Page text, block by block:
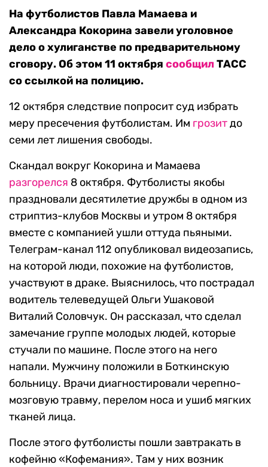
На футболистов Павла Мамаева и
Александра Кокорина завели уголовное
дело о хулиганстве по предварительному
сговору. Об этом 11 октября сообщилТАСС
со ссылкой на полицию.
12 октября следствие попросит суд избрать
меру пресечения футболистам. Им грозитдо
семи лет лишения свободы.
Скандал вокруг Кокорина и Мамаева
разгорелся 8 октября. Футболисты якобы
праздновали десятилетие дружбы в одном из
стриптиз-клубов Москвы и утром 8 октября
вместе с компанией ушли оттуда пьяными.
Телеграм-канал 112 опубликовал видеозапись,
на которой люди, похожие на футболистов,
участвуют в драке. Выяснилось, что пострадал
водитель телеведущей Ольги Ушаковой
Виталий Соловчук. Он рассказал, что сделал
замечание группе молодых людей, которые
стучали по машине. После этого на него
напали. Мужчину положили в Боткинскую
больницу. Врачи диагностировали черепно-
мозговую травму, перелом носа и ушиб мягких
тканей лица.
После этого футболисты пошли завтракать в
кофейню «Кофемания». Там у них возник